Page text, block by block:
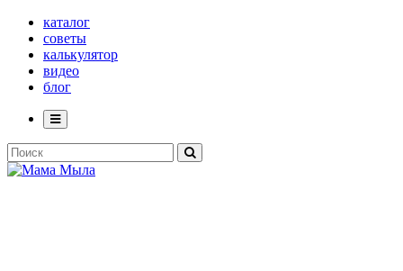
каталог
советы
калькулятор
видео
блог